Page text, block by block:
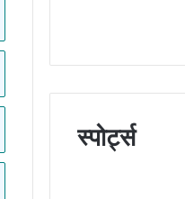
स्पोर्ट्स